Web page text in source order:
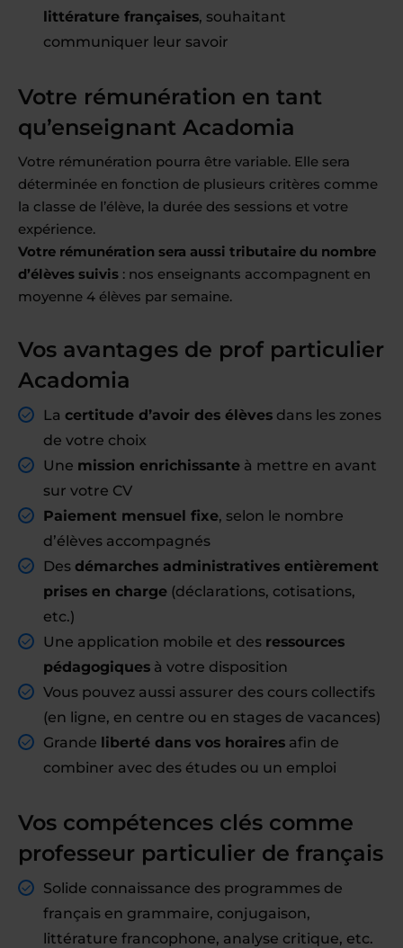
littérature françaises, souhaitant
communiquer leur savoir
Votre rémunération en tant
qu’enseignant Acadomia
Votre rémunération pourra être variable. Elle sera
déterminée en fonction de plusieurs critères comme
la classe de l’élève, la durée des sessions et votre
expérience.
Votre rémunération sera aussi tributaire du nombre
d’élèves suivis : nos enseignants accompagnent en
moyenne 4 élèves par semaine.
Vos avantages de prof particulier
Acadomia
La certitude d’avoir des élèves dans les zones
de votre choix
Une mission enrichissante à mettre en avant
sur votre CV
Paiement mensuel fixe, selon le nombre
d’élèves accompagnés
Des démarches administratives entièrement
prises en charge (déclarations, cotisations,
etc.)
Une application mobile et des ressources
pédagogiques à votre disposition
Vous pouvez aussi assurer des cours collectifs
(en ligne, en centre ou en stages de vacances)
Grande liberté dans vos horaires afin de
combiner avec des études ou un emploi
Vos compétences clés comme
professeur particulier de français
Solide connaissance des programmes de
français en grammaire, conjugaison,
littérature francophone, analyse critique, etc.